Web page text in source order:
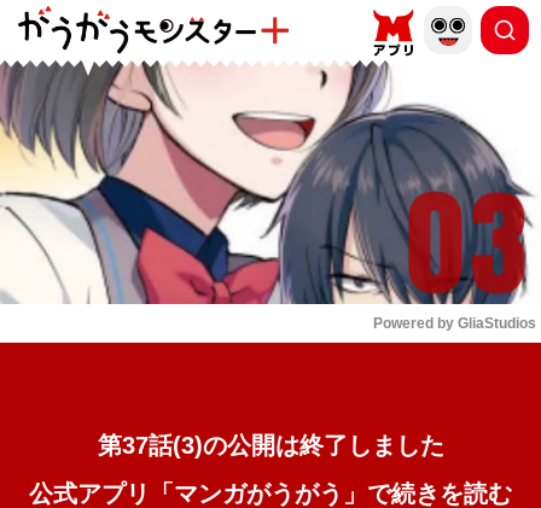
もっと読む
Powered by GliaStudios
第37話(3)の公開は終了しました
公式アプリ「マンガがうがう」で続きを読む